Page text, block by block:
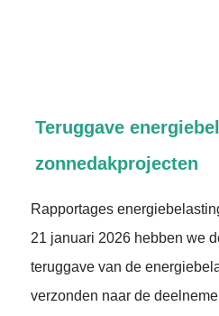
Teruggave
zonnedakprojecten
Rapportages
21 januari 2026 hebben we
teruggave van de
verzonden naar de